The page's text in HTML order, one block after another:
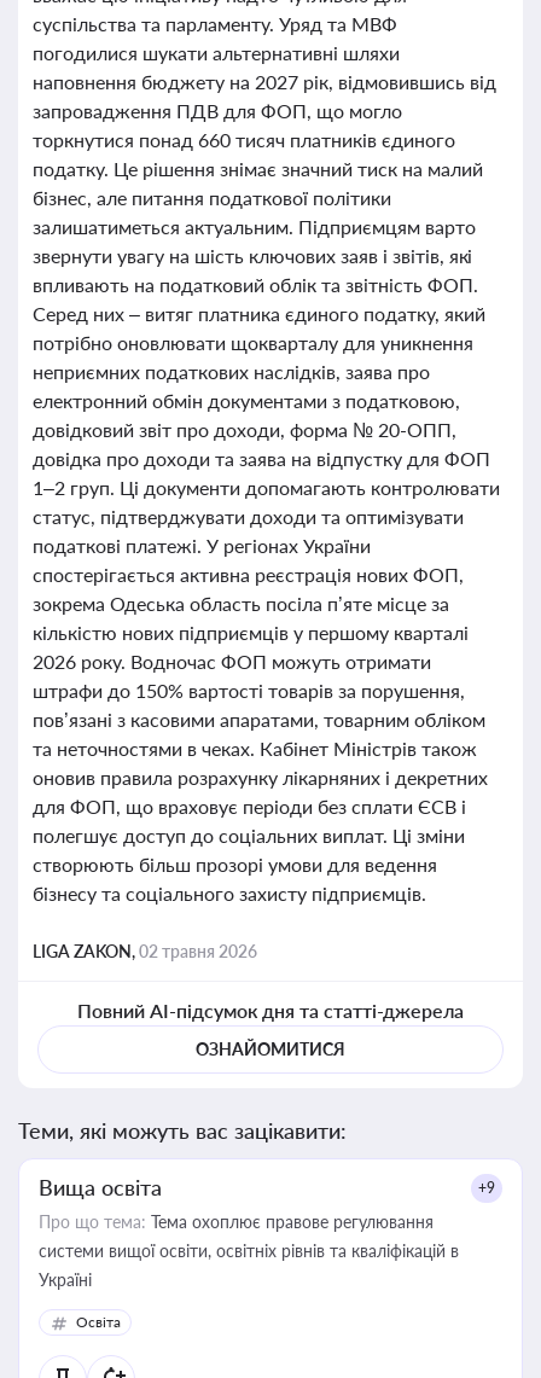
суспільства та парламенту. Уряд та МВФ
погодилися шукати альтернативні шляхи
наповнення бюджету на 2027 рік, відмовившись від
запровадження ПДВ для ФОП, що могло
торкнутися понад 660 тисяч платників єдиного
податку. Це рішення знімає значний тиск на малий
бізнес, але питання податкової політики
залишатиметься актуальним. Підприємцям варто
звернути увагу на шість ключових заяв і звітів, які
впливають на податковий облік та звітність ФОП.
Серед них – витяг платника єдиного податку, який
потрібно оновлювати щокварталу для уникнення
неприємних податкових наслідків, заява про
електронний обмін документами з податковою,
довідковий звіт про доходи, форма № 20-ОПП,
довідка про доходи та заява на відпустку для ФОП
1–2 груп. Ці документи допомагають контролювати
статус, підтверджувати доходи та оптимізувати
податкові платежі. У регіонах України
спостерігається активна реєстрація нових ФОП,
зокрема Одеська область посіла п’яте місце за
кількістю нових підприємців у першому кварталі
2026 року. Водночас ФОП можуть отримати
штрафи до 150% вартості товарів за порушення,
пов’язані з касовими апаратами, товарним обліком
та неточностями в чеках. Кабінет Міністрів також
оновив правила розрахунку лікарняних і декретних
для ФОП, що враховує періоди без сплати ЄСВ і
полегшує доступ до соціальних виплат. Ці зміни
створюють більш прозорі умови для ведення
бізнесу та соціального захисту підприємців.
LIGA ZAKON,02 травня 2026
Повний AI-підсумок дня та статті-джерела
ОЗНАЙОМИТИСЯ
Теми, які можуть вас зацікавити:
Вища освіта +9
Про що тема: Тема охоплює правове регулювання
системи вищої освіти, освітніх рівнів та кваліфікацій в
Україні
Освіта